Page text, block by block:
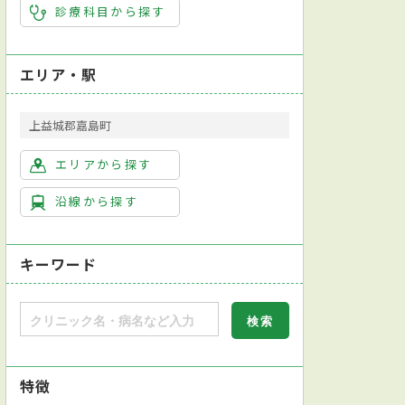
診療科目から探す
エリア・駅
上益城郡嘉島町
エリアから探す
沿線から探す
キーワード
特徴